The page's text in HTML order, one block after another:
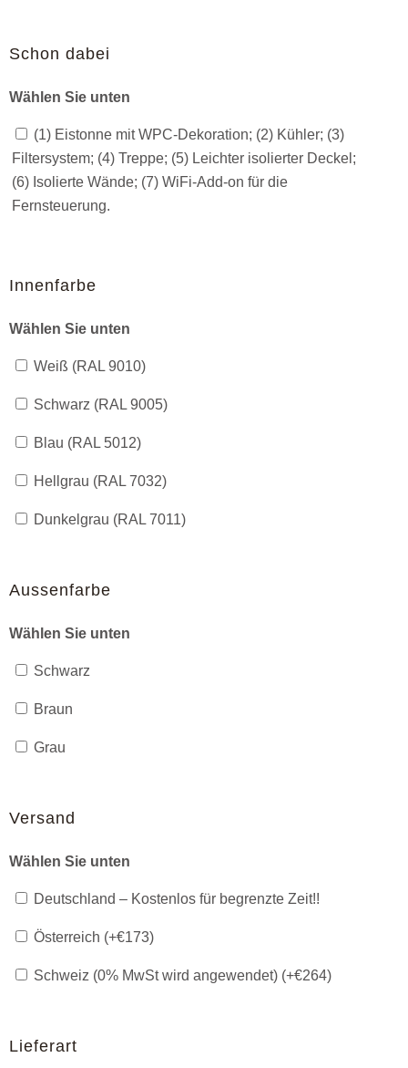
Schon dabei
Wählen Sie unten
(1) Eistonne mit WPC-Dekoration; (2) Kühler; (3)
Filtersystem; (4) Treppe; (5) Leichter isolierter Deckel;
(6) Isolierte Wände; (7) WiFi-Add-on für die
Fernsteuerung.
Innenfarbe
Wählen Sie unten
Weiß (RAL 9010)
Schwarz (RAL 9005)
Blau (RAL 5012)
Hellgrau (RAL 7032)
Dunkelgrau (RAL 7011)
Aussenfarbe
Wählen Sie unten
Schwarz
Braun
Grau
Versand
Wählen Sie unten
Deutschland – Kostenlos für begrenzte Zeit!!
Österreich (+€173)
Schweiz (0% MwSt wird angewendet) (+€264)
Lieferart